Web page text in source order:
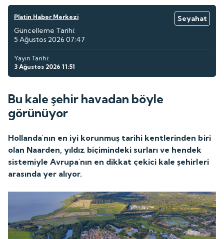
Platin Haber Merkezi
Seyahat
Güncelleme Tarihi:
5 Ağustos 2026 07:47
Yayın Tarihi:
3 Ağustos 2026 11:51
Bu kale şehir havadan böyle
görünüyor
Hollanda'nın en iyi korunmuş tarihi kentlerinden biri
olan Naarden, yıldız biçimindeki surları ve hendek
sistemiyle Avrupa'nın en dikkat çekici kale şehirleri
arasında yer alıyor.